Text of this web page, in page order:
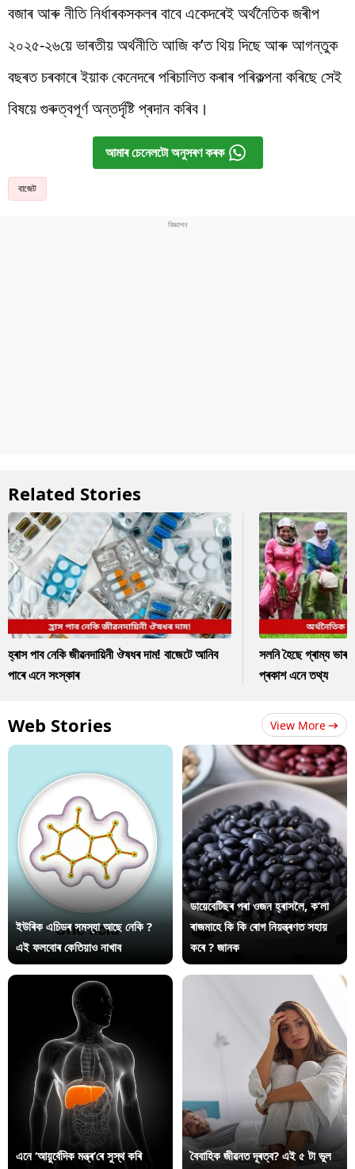
বজাৰ আৰু নীতি নিৰ্ধাৰকসকলৰ বাবে একেদৰেই অৰ্থনৈতিক জৰীপ
২০২৫-২৬য়ে ভাৰতীয় অৰ্থনীতি আজি ক’ত থিয় দিছে আৰু আগন্তুক
বছৰত চৰকাৰে ইয়াক কেনেদৰে পৰিচালিত কৰাৰ পৰিকল্পনা কৰিছে সেই
বিষয়ে গুৰুত্বপূৰ্ণ অন্তৰ্দৃষ্টি প্ৰদান কৰিব।
আমাৰ চেনেলটো অনুসৰণ কৰক
বাজেট
Related Stories
হ্ৰাস পাব নেকি জীৱনদায়িনী ঔষধৰ দাম! বাজেটে আনিব
পাৰে এনে সংস্কাৰ
সলনি হৈছে গ্ৰাম্য
প্ৰকাশ এনে তথ্য
Web Stories View More
ইউৰিক এচিডৰ সমস্যা আছে নেকি ?
এই ফলবোৰ কেতিয়াও নাখাব
ডায়েবেটিছৰ পৰা ওজন হ্ৰাসলৈ, ক’লা
ৰাজমাহে কি কি ৰোগ নিয়ন্ত্ৰণত সহায়
কৰে ? জানক
এনে ‘আয়ুৰ্বেদিক মন্ত্ৰ’ৰে সুস্থ কৰি
বৈবাহিক জীৱনত দূৰত্ব? এই ৫ টা ভুল